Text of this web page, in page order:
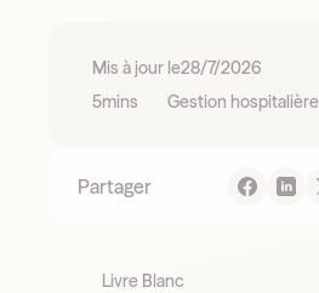
Mis à jour le28/7/2026
5mins Gestion hospitalière
Partager
Livre Blanc